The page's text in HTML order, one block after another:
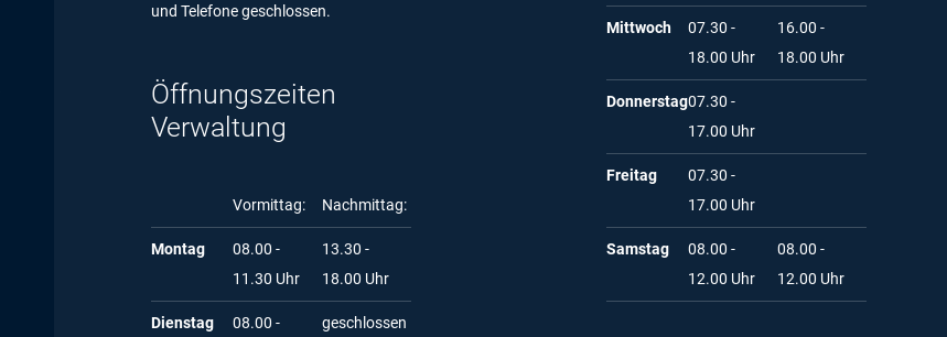
und Telefone geschlossen.
Öffnungszeiten
Verwaltung
Vormittag: Nachmittag:
Montag
08.00 -
11.30 Uhr
13.30 -
18.00 Uhr
Dienstag
08.00 -
geschlossen
Mittwoch
07.30 -
18.00 Uhr
16.00 -
18.00 Uhr
Donnerstag07.30 -
17.00 Uhr
Freitag
07.30 -
17.00 Uhr
Samstag
08.00 -
12.00 Uhr
08.00 -
12.00 Uhr